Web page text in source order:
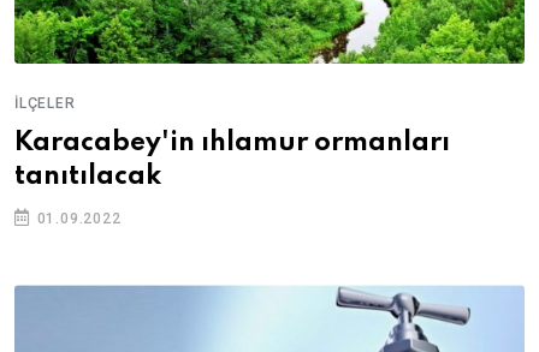
İLÇELER
Karacabey'in ıhlamur ormanları
tanıtılacak
01.09.2022